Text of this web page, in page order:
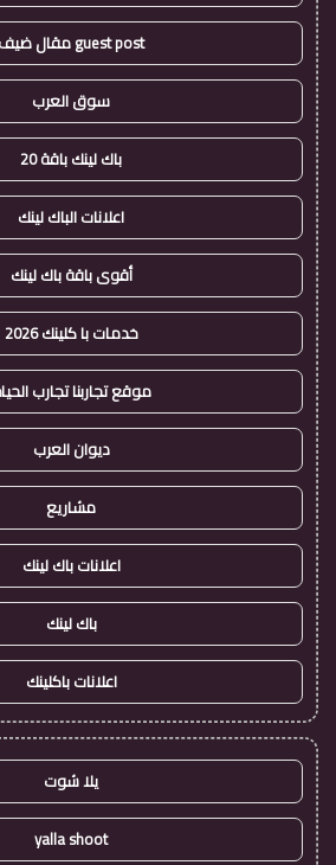
guest post مقال ضيف
سوق العرب
باك لينك باقة 20
اعلانات الباك لينك
أقوى باقة باك لينك
خدمات با كلينك 2026
موقع تجاربنا تجارب
ديوان العرب
مشاريع
اعلانات باك لينك
باك لينك
اعلانات باكلينك
يلا شوت
yalla shoot